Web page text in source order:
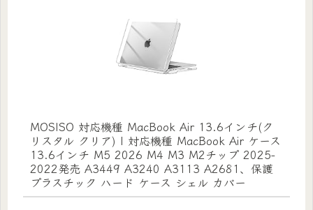
MOSISO 対応機種 MacBook Air 13.6インチ(ク
リスタル クリア) | 対応機種 MacBook Air ケース
13.6インチ M5 2026 M4 M3 M2チップ 2025-
2022発売 A3449 A3240 A3113 A2681、保護
プラスチック ハード ケース シェル カバー